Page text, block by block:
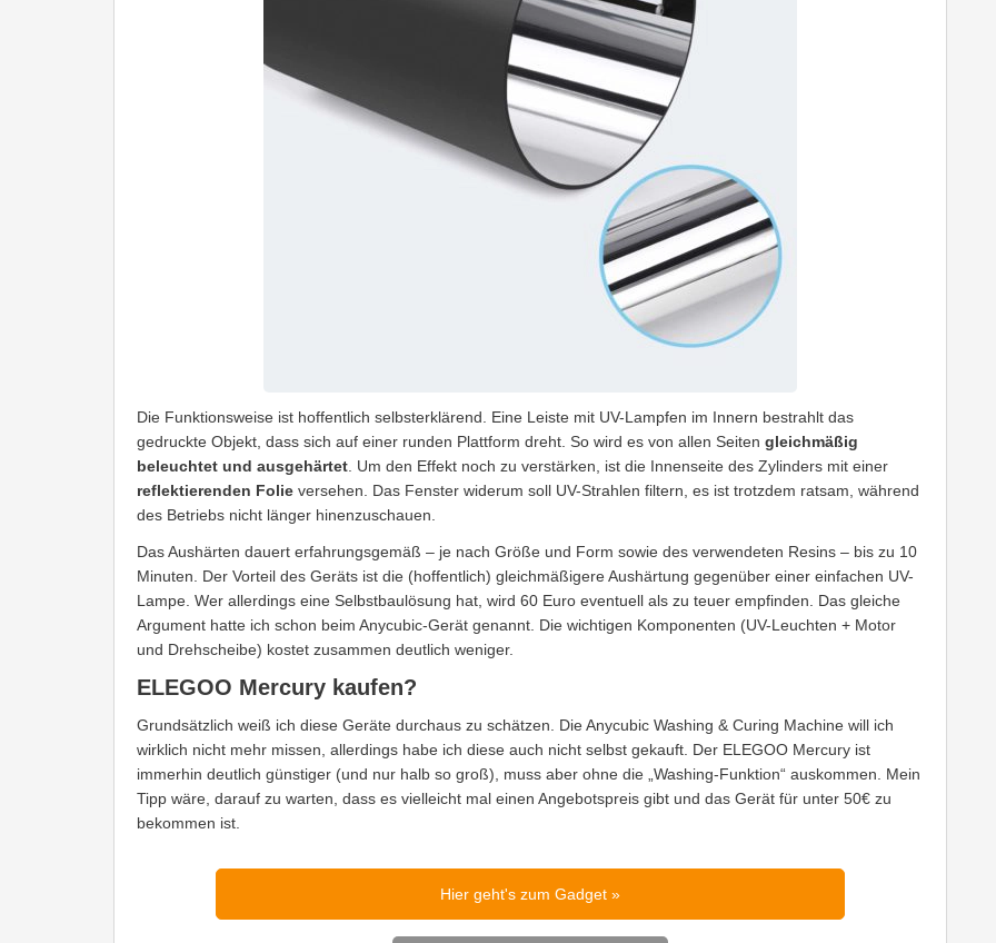
Die Funktionsweise ist hoffentlich selbsterklärend. Eine Leiste mit UV-Lampfen im Innern bestrahlt das
gedruckte Objekt, dass sich auf einer runden Plattform dreht. So wird es von allen Seiten gleichmäßig
beleuchtet und ausgehärtet . Um den Effekt noch zu verstärken, ist die Innenseite des Zylinders mit einer
reflektierenden Folie versehen. Das Fenster widerum soll UV-Strahlen filtern, es ist trotzdem ratsam, während
des Betriebs nicht länger hinenzuschauen.
Das Aushärten dauert erfahrungsgemäß – je nach Größe und Form sowie des verwendeten Resins – bis zu 10
Minuten. Der Vorteil des Geräts ist die (hoffentlich) gleichmäßigere Aushärtung gegenüber einer einfachen UV-
Lampe. Wer allerdings eine Selbstbaulösung hat, wird 60 Euro eventuell als zu teuer empfinden. Das gleiche
Argument hatte ich schon beim Anycubic-Gerät genannt. Die wichtigen Komponenten (UV-Leuchten + Motor
und Drehscheibe) kostet zusammen deutlich weniger.
ELEGOO Mercury kaufen?
Grundsätzlich weiß ich diese Geräte durchaus zu schätzen. Die Anycubic Washing & Curing Machine will ich
wirklich nicht mehr missen, allerdings habe ich diese auch nicht selbst gekauft. Der ELEGOO Mercury ist
immerhin deutlich günstiger (und nur halb so groß), muss aber ohne die „Washing-Funktion“ auskommen. Mein
Tipp wäre, darauf zu warten, dass es vielleicht mal einen Angebotspreis gibt und das Gerät für unter 50€ zu
bekommen ist.
Hier geht's zum Gadget